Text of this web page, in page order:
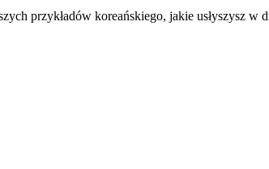
przykładów koreańskiego, jakie usłyszysz